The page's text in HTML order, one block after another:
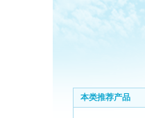
本类推荐产品